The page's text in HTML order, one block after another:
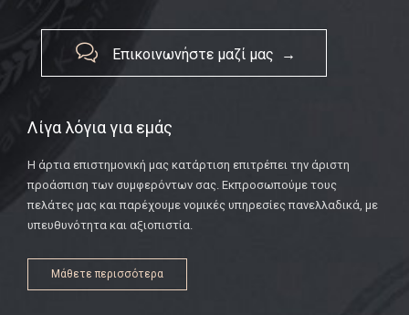
 Επικοινωνήστε μαζί μας →
Λίγα λόγια για εμάς
Η άρτια επιστημονική μας κατάρτιση επιτρέπει την άριστη
προάσπιση των συμφερόντων σας. Εκπροσωπούμε τους
πελάτες μας και παρέχουμε νομικές υπηρεσίες πανελλαδικά, με
υπευθυνότητα και αξιοπιστία.
Μάθετε περισσότερα